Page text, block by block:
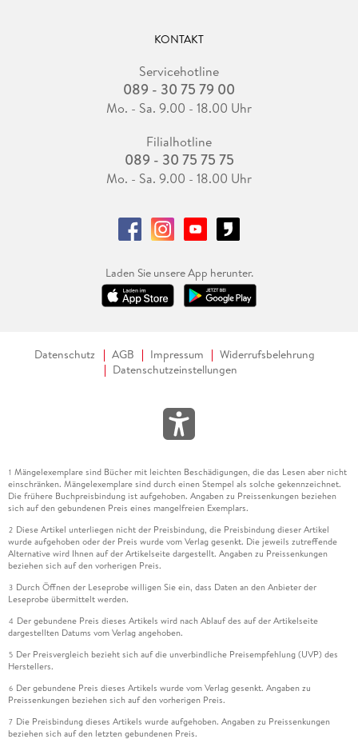
KONTAKT
Servicehotline
089 - 30 75 79 00
Mo. - Sa. 9.00 - 18.00 Uhr
Filialhotline
089 - 30 75 75 75
Mo. - Sa. 9.00 - 18.00 Uhr
Laden Sie unsere App herunter.
Datenschutz AGB Impressum
Widerrufsbelehrung
Datenschutzeinstellungen
1 Mängelexemplare sind Bücher mit leichten Beschädigungen, die das Lesen aber nicht
einschränken. Mängelexemplare sind durch einen Stempel als solche gekennzeichnet.
Die frühere Buchpreisbindung ist aufgehoben. Angaben zu Preissenkungen beziehen
sich auf den gebundenen Preis eines mangelfreien Exemplars.
2 Diese Artikel unterliegen nicht der Preisbindung, die Preisbindung dieser Artikel
wurde aufgehoben oder der Preis wurde vom Verlag gesenkt. Die jeweils zutreffende
Alternative wird Ihnen auf der Artikelseite dargestellt. Angaben zu Preissenkungen
beziehen sich auf den vorherigen Preis.
3 Durch Öffnen der Leseprobe willigen Sie ein, dass Daten an den Anbieter der
Leseprobe übermittelt werden.
4 Der gebundene Preis dieses Artikels wird nach Ablauf des auf der Artikelseite
dargestellten Datums vom Verlag angehoben.
5 Der Preisvergleich bezieht sich auf die unverbindliche Preisempfehlung (UVP) des
Herstellers.
6 Der gebundene Preis dieses Artikels wurde vom Verlag gesenkt. Angaben zu
Preissenkungen beziehen sich auf den vorherigen Preis.
7 Die Preisbindung dieses Artikels wurde aufgehoben. Angaben zu Preissenkungen
beziehen sich auf den letzten gebundenen Preis.